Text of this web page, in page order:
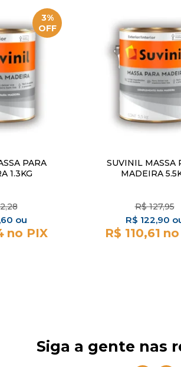
3%
OFF
PARA
1.3KG
SUVINIL MASSA
MADEIRA
R$ 127,95
R$ 122,90
R$ 110,61
Siga a gente nas